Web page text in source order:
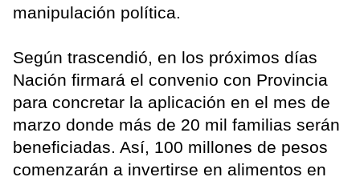
manipulación política.
Según trascendió, en los próximos días
Nación firmará el convenio con Provincia
para concretar la aplicación en el mes de
marzo donde más de 20 mil familias serán
beneficiadas. Así, 100 millones de pesos
comenzarán a invertirse en alimentos en